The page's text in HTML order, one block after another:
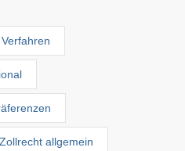
Zollrecht allgemein